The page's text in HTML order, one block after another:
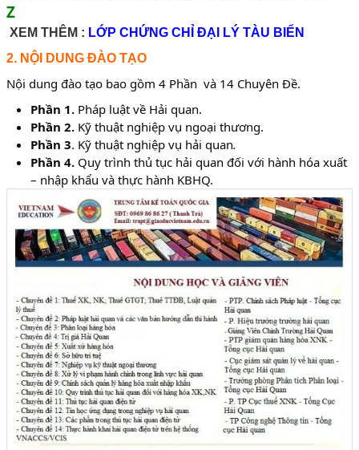
Z
XEM THÊM : LỚP CHỨNG CHỈ ĐẠI LÝ TÀU BIỂN
2. NỘI DUNG ĐÀO TẠO
Nội dung đào tạo bao gồm 4 Phần và 14 Chuyên Đề.
Phần 1. Pháp luật về Hải quan.
Phần 2. Kỹ thuật nghiệp vụ ngoại thương.
Phần 3. Kỹ thuật nghiệp vụ hải quan.
Phần 4. Quy trình thủ tục hải quan đối với hành hóa xuất
– nhập khẩu và thực hành KBHQ.